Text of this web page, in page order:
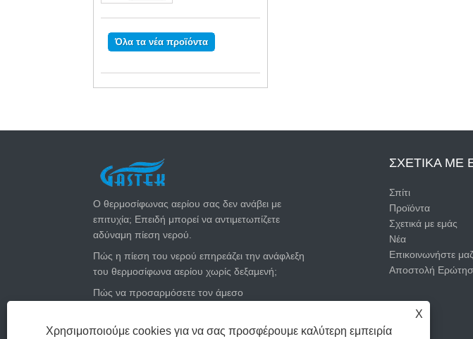
Όλα τα νέα προϊόντα
ΣΧΕΤΙΚΆ ΜΕ
Σπίτι
Προϊόντα
Σχετικά με εμάς
Νέα
Επικοινωνήστε
Αποστολή
ΤΕΛΕΥΤΑΊΑ ΝΈΑ
Ο θερμοσίφωνας αερίου σας δεν ανάβει με
επιτυχία; Επειδή μπορεί να αντιμετωπίζετε
αδύναμη πίεση νερού.
Πώς η πίεση του νερού επηρεάζει την ανάφλεξη
του θερμοσίφωνα αερίου χωρίς δεξαμενή;
Πώς να προσαρμόσετε τον άμεσο
Κόψτε τους λογαριασμούς αερίου και
X
Χρησιμοποιούμε cookies για να σας προσφέρουμε καλύτερη εμπειρία